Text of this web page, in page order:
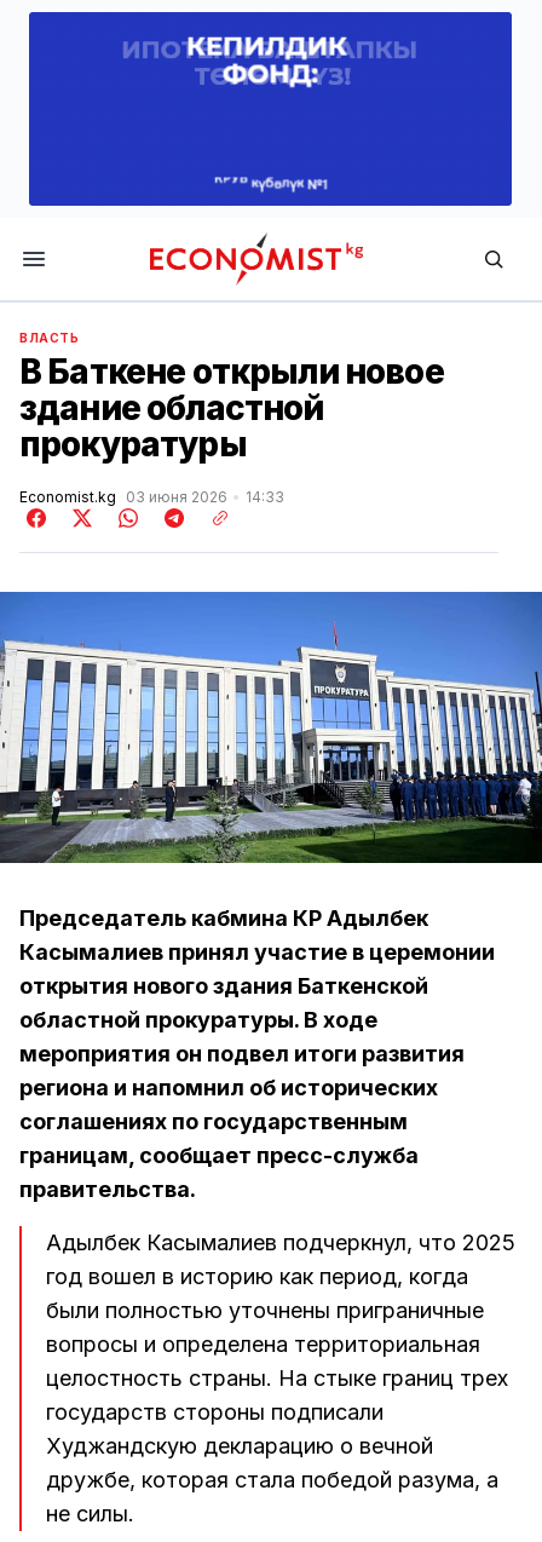
Economist.kg
ВЛАСТЬ
В Баткене открыли новое
здание областной
прокуратуры
Economist.kg 03 июня 2026 14:33
Председатель кабмина КР Адылбек
Касымалиев принял участие в церемонии
открытия нового здания Баткенской
областной прокуратуры. В ходе
мероприятия он подвел итоги развития
региона и напомнил об исторических
соглашениях по государственным
границам, сообщает пресс-служба
правительства.
Адылбек Касымалиев подчеркнул, что 2025
год вошел в историю как период, когда
были полностью уточнены приграничные
вопросы и определена территориальная
целостность страны. На стыке границ трех
государств стороны подписали
Худжандскую декларацию о вечной
дружбе, которая стала победой разума, а
не силы.